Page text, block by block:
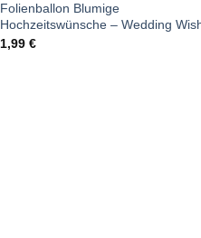
Folienballon Blumige
Hochzeitswünsche – Wedding
1,99 €